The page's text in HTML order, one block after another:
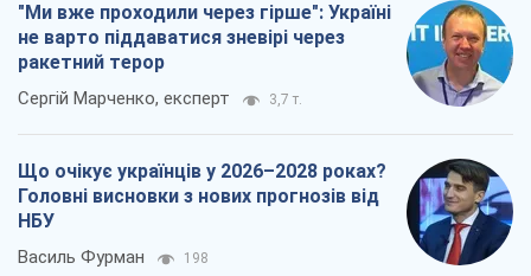
"Ми вже проходили через гірше": Україні
не варто піддаватися зневірі через
ракетний терор
Сергій Марченко, експерт 3,7 т.
Що очікує українців у 2026–2028 роках?
Головні висновки з нових прогнозів від
НБУ
Василь Фурман 198